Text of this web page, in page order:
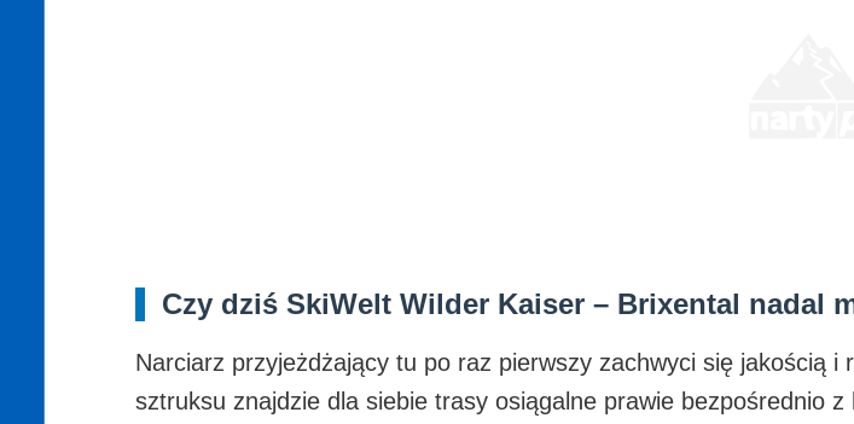
Czy dziś SkiWelt Wilder Kaiser – Brixental nadal
Narciarz przyjeżdżający tu po raz pierwszy zachwyci się jakością
sztruksu znajdzie dla siebie trasy osiągalne prawie bezpośrednio